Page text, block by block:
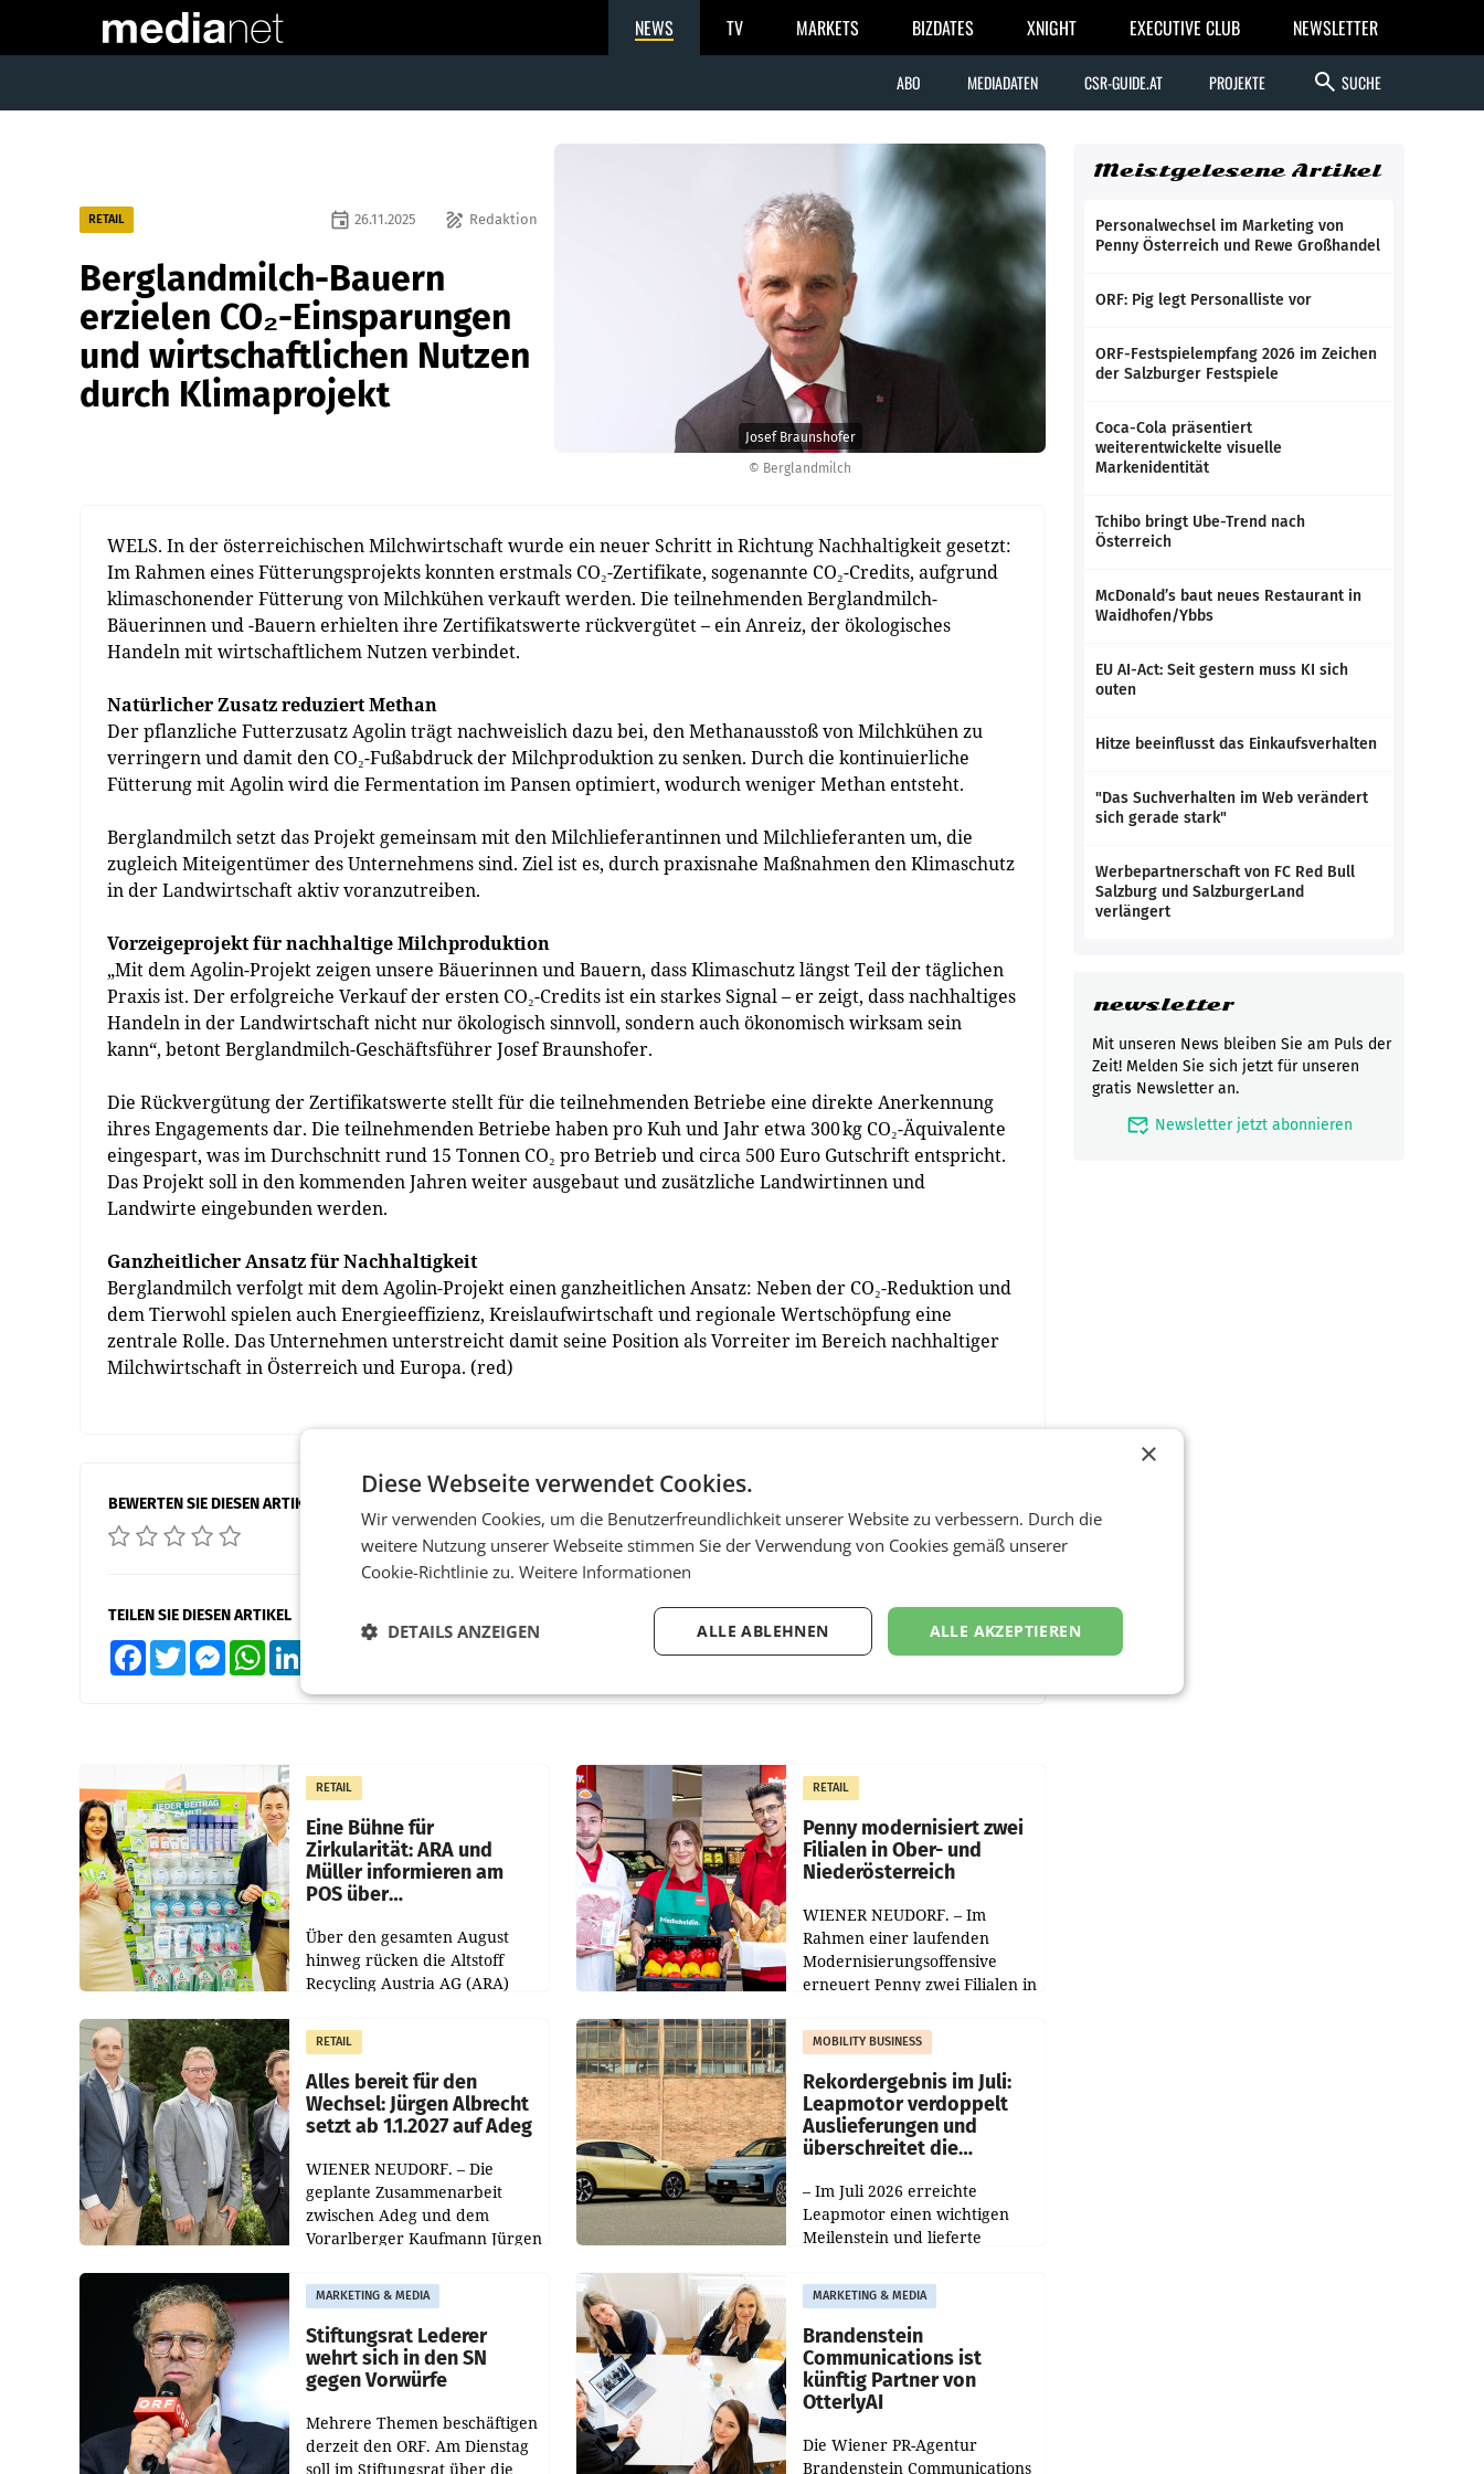
NEWS TV MARKETS BIZDATES XNIGHT EXECUTIVE CLUB NEWSLETTER
ABO MEDIADATEN CSR-GUIDE.AT PROJEKTE search SUCHE
© Berglandmilch
Josef Braunshofer
RETAIL draw Redaktion
event 26.11.2025
Berglandmilch-Bauern
erzielen CO₂-Einsparungen
und wirtschaftlichen Nutzen
durch Klimaprojekt
WELS. In der österreichischen Milchwirtschaft wurde ein neuer Schritt in Richtung Nachhaltigkeit gesetzt:
Im Rahmen eines Fütterungsprojekts konnten erstmals CO₂-Zertifikate, sogenannte CO₂-Credits, aufgrund
klimaschonender Fütterung von Milchkühen verkauft werden. Die teilnehmenden Berglandmilch-
Bäuerinnen und -Bauern erhielten ihre Zertifikatswerte rückvergütet – ein Anreiz, der ökologisches
Handeln mit wirtschaftlichem Nutzen verbindet.
Natürlicher Zusatz reduziert Methan
Der pflanzliche Futterzusatz Agolin trägt nachweislich dazu bei, den Methanausstoß von Milchkühen zu
verringern und damit den CO₂-Fußabdruck der Milchproduktion zu senken. Durch die kontinuierliche
Fütterung mit Agolin wird die Fermentation im Pansen optimiert, wodurch weniger Methan entsteht.
Berglandmilch setzt das Projekt gemeinsam mit den Milchlieferantinnen und Milchlieferanten um, die
zugleich Miteigentümer des Unternehmens sind. Ziel ist es, durch praxisnahe Maßnahmen den Klimaschutz
in der Landwirtschaft aktiv voranzutreiben.
Vorzeigeprojekt für nachhaltige Milchproduktion
„Mit dem Agolin-Projekt zeigen unsere Bäuerinnen und Bauern, dass Klimaschutz längst Teil der täglichen
Praxis ist. Der erfolgreiche Verkauf der ersten CO₂-Credits ist ein starkes Signal – er zeigt, dass nachhaltiges
Handeln in der Landwirtschaft nicht nur ökologisch sinnvoll, sondern auch ökonomisch wirksam sein
kann“, betont Berglandmilch-Geschäftsführer Josef Braunshofer.
Die Rückvergütung der Zertifikatswerte stellt für die teilnehmenden Betriebe eine direkte Anerkennung
ihres Engagements dar. Die teilnehmenden Betriebe haben pro Kuh und Jahr etwa 300 kg CO₂-Äquivalente
eingespart, was im Durchschnitt rund 15 Tonnen CO₂ pro Betrieb und circa 500 Euro Gutschrift entspricht.
Das Projekt soll in den kommenden Jahren weiter ausgebaut und zusätzliche Landwirtinnen und
Landwirte eingebunden werden.
Ganzheitlicher Ansatz für Nachhaltigkeit
Berglandmilch verfolgt mit dem Agolin-Projekt einen ganzheitlichen Ansatz: Neben der CO₂-Reduktion und
dem Tierwohl spielen auch Energieeffizienz, Kreislaufwirtschaft und regionale Wertschöpfung eine
zentrale Rolle. Das Unternehmen unterstreicht damit seine Position als Vorreiter im Bereich nachhaltiger
Milchwirtschaft in Österreich und Europa. (red)
BEWERTEN SIE DIESEN ARTIKEL
TEILEN SIE DIESEN ARTIKEL
FacebookTwitter MessengerWhatsApp
RETAIL
Eine Bühne für
Zirkularität: ARA und
Müller informieren am
POS über
Über den gesamten August
hinweg rücken die Altstoff
Recycling Austria AG (ARA)
Müller die Initiative „Kreislauf-
Helden“ in allen
österreichischen Müller-Filialen
RETAIL
Penny modernisiert zwei
Filialen in Ober- und
Niederösterreich
WIENER NEUDORF. – Im
Rahmen einer laufenden
Modernisierungsoffensive
erneuert Penny zwei Filialen in
Die beiden Standorte liegen in
Haag sowie im rund
RETAIL
Alles bereit für den
Wechsel: Jürgen Albrecht
setzt ab 1.1.2027 auf Adeg
WIENER NEUDORF. – Die
geplante Zusammenarbeit
zwischen Adeg und dem
Vorarlberger Kaufmann Jürgen
freigegeben: Die
Bundeswettbewerbsbehörde
und der Bundeskartellanwalt
MOBILITY BUSINESS
Rekordergebnis im Juli:
Leapmotor verdoppelt
Auslieferungen und
überschreitet die
– Im Juli 2026 erreichte
Leapmotor einen wichtigen
Meilenstein und lieferte
aus, womit sich das Ergebnis
gegenüber Juli 2025 mehr als
verdoppelte (+102
MARKETING & MEDIA
Stiftungsrat Lederer
wehrt sich in den SN
gegen Vorwürfe
Mehrere Themen beschäftigen
derzeit den ORF. Am Dienstag
soll im Stiftungsrat über die
MARKETING & MEDIA
Brandenstein
Communications ist
künftig Partner von
OtterlyAI
Die Wiener PR-Agentur
Brandenstein Communications
Meistgelesene Artikel
Personalwechsel im Marketing von
Penny Österreich und Rewe Großhandel
ORF: Pig legt Personalliste vor
ORF-Festspielempfang 2026 im Zeichen
der Salzburger Festspiele
Coca-Cola präsentiert
weiterentwickelte visuelle
Markenidentität
Tchibo bringt Ube-Trend nach
Österreich
McDonald’s baut neues Restaurant in
Waidhofen/Ybbs
EU AI-Act: Seit gestern muss KI sich
outen
Hitze beeinflusst das Einkaufsverhalten
"Das Suchverhalten im Web verändert
sich gerade stark"
Werbepartnerschaft von FC Red Bull
Salzburg und SalzburgerLand
verlängert
newsletter
Mit unseren News bleiben Sie am Puls der
Zeit! Melden Sie sich jetzt für unseren
gratis Newsletter an.
mark_email_read Newsletter jetzt abonnieren
×
Diese Webseite verwendet Cookies.
Wir verwenden Cookies, um die Benutzerfreundlichkeit unserer Website zu verbessern. Durch die
weitere Nutzung unserer Webseite stimmen Sie der Verwendung von Cookies gemäß unserer
Cookie-Richtlinie zu. Weitere Informationen
ALLE AKZEPTIEREN
ALLE ABLEHNEN
DETAILS ANZEIGEN